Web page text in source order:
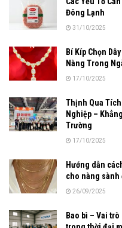
Đông Lạnh
31/10/2025
Bí Kíp Chọn
Nàng Trong
17/10/2025
Thịnh Qua Tích
Nghiệp –
Trường
17/10/2025
Hướng dẫn
cho nàng sành
26/09/2025
Bao bì – Vai